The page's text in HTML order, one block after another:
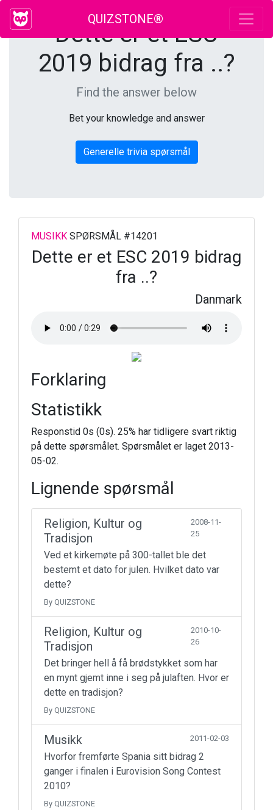
QUIZSTONE®
Dette er et ESC
2019 bidrag fra ..?
Find the answer below
Bet your knowledge and answer
Generelle trivia spørsmål
MUSIKK SPØRSMÅL #14201
Dette er et ESC 2019 bidrag
fra ..?
Danmark
Forklaring
Statistikk
Responstid 0s (0s). 25% har tidligere svart riktig
på dette spørsmålet. Spørsmålet er laget 2013-
05-02.
Lignende spørsmål
Religion, Kultur og
Tradisjon
2008-11-
25
Ved et kirkemøte på 300-tallet ble det
bestemt et dato for julen. Hvilket dato var
dette?
By QUIZSTONE
Religion, Kultur og
Tradisjon
2010-10-
26
Det bringer hell å få brødstykket som har
en mynt gjemt inne i seg på julaften. Hvor er
dette en tradisjon?
By QUIZSTONE
Musikk 2011-02-03
Hvorfor fremførte Spania sitt bidrag 2
ganger i finalen i Eurovision Song Contest
2010?
By QUIZSTONE